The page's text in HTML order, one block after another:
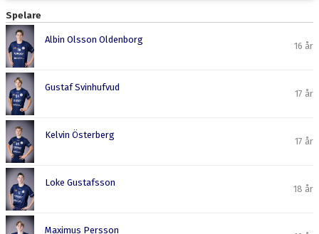
KONTAKT
Spelare
Albin Olsson Oldenborg
16 år
Gustaf Svinhufvud
17 år
Kelvin Österberg
17 år
Loke Gustafsson
18 år
Maximus Persson